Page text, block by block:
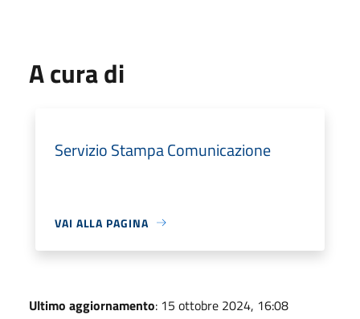
A cura di
Servizio Stampa Comunicazione
VAI ALLA PAGINA
Ultimo aggiornamento: 15 ottobre 2024, 16:08